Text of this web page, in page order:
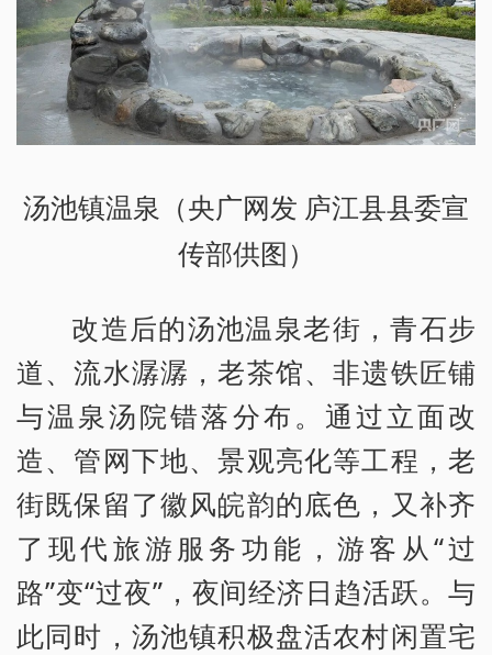
汤池镇温泉（央广网发 庐江县县委宣
传部供图）
改造后的汤池温泉老街，青石步
道、流水潺潺，老茶馆、非遗铁匠铺
与温泉汤院错落分布。通过立面改
造、管网下地、景观亮化等工程，老
街既保留了徽风皖韵的底色，又补齐
了现代旅游服务功能，游客从“过
路”变“过夜”，夜间经济日趋活跃。与
此同时，汤池镇积极盘活农村闲置宅